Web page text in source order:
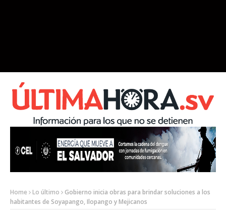
Home Lo último
Gobierno inicia obras para brindar soluciones a los
habitantes de Soyapango, Ilopango y Mejicanos